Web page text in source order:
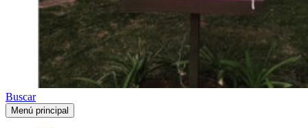
Buscar
Menú principal